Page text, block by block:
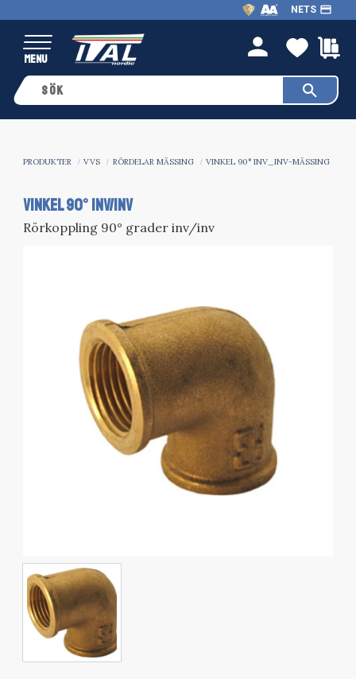
Meny
NETS payment
person
PRODUKTER VVS RÖRDELAR MÄSSING VINKEL 90° INV_INV-MÄSSING
VINKEL 90° INV/INV
Rörkoppling 90° grader inv/inv